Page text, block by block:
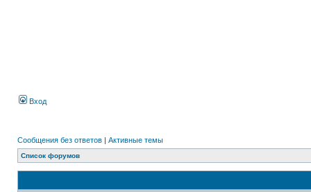
Вход
Сообщения без ответов | Активные темы
Список форумов